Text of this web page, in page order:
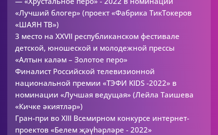
«Лучший блогер» (проект «Фабрика ТикТокеров
«ШАЯН ТВ»)
3 место на XXVII республиканском фестивале
детской, юношеской и молодежной прессы
«Алтын каләм – Золотое перо»
Финалист Российской телевизионной
национальной премии «ТЭФИ KIDS -2022» в
номинации «Лучшая ведущая» (Лейла Таишева
«Кичке әкиятләр»)
Гран-при во XIII Всемирном конкурсе интернет-
проектов «Белем җәүһәрләре - 2022»